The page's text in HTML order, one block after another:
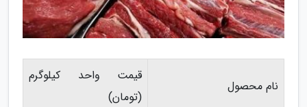
نام محصول
قیمت واحد کیلوگرم
(تومان)